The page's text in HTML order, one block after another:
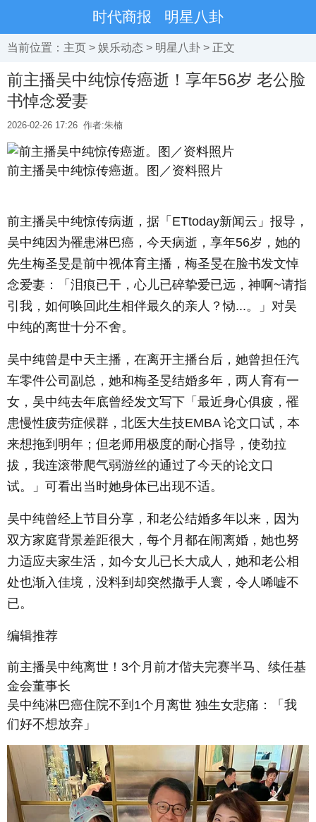
时代商报 明星八卦
当前位置： 主页 > 娱乐动态 > 明星八卦 > 正文
前主播吴中纯惊传癌逝！享年56岁 老公脸
书悼念爱妻
2026-02-26 17:26 作者:朱楠
前主播吴中纯惊传癌逝。图／资料照片
前主播吴中纯惊传病逝，据「ETtoday新闻云」报导，
吴中纯因为罹患淋巴癌，今天病逝，享年56岁，她的
先生梅圣旻是前中视体育主播，梅圣旻在脸书发文悼
念爱妻：「泪痕已干，心儿已碎挚爱已远，神啊~请指
引我，如何唤回此生相伴最久的亲人？恸...。」对吴
中纯的离世十分不舍。
吴中纯曾是中天主播，在离开主播台后，她曾担任汽
车零件公司副总，她和梅圣旻结婚多年，两人育有一
女，吴中纯去年底曾经发文写下「最近身心俱疲，罹
患慢性疲劳症候群，北医大生技EMBA 论文口试，本
来想拖到明年；但老师用极度的耐心指导，使劲拉
拔，我连滚带爬气弱游丝的通过了今天的论文口
试。」可看出当时她身体已出现不适。
吴中纯曾经上节目分享，和老公结婚多年以来，因为
双方家庭背景差距很大，每个月都在闹离婚，她也努
力适应夫家生活，如今女儿已长大成人，她和老公相
处也渐入佳境，没料到却突然撒手人寰，令人唏嘘不
已。
编辑推荐
前主播吴中纯离世！3个月前才偕夫完赛半马、续任基
金会董事长
吴中纯淋巴癌住院不到1个月离世 独生女悲痛：「我
们好不想放弃」